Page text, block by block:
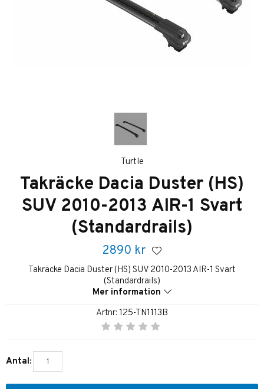
Turtle
Takräcke Dacia Duster (HS)
SUV 2010-2013 AIR-1 Svart
(Standardrails)
2890 kr
Takräcke Dacia Duster (HS) SUV 2010-2013 AIR-1 Svart
(Standardrails)
Mer information
Artnr: 125-TN1113B
Antal: